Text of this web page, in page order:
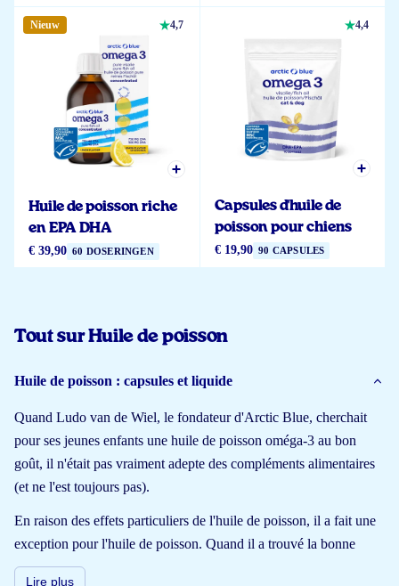
Nieuw 4,7
Huile de poisson riche
en EPA DHA
€ 39,90 60 DOSERINGEN
4,4
Capsules d'huile de
poisson pour chiens
€ 19,90 90 CAPSULES
Tout sur Huile de poisson
Huile de poisson : capsules et liquide
Quand Ludo van de Wiel, le fondateur d'Arctic Blue, cherchait
pour ses jeunes enfants une huile de poisson oméga-3 au bon
goût, il n'était pas vraiment adepte des compléments alimentaires
(et ne l'est toujours pas).
En raison des effets particuliers de l'huile de poisson, il a fait une
exception pour l'huile de poisson. Quand il a trouvé la bonne
qualité d'huile de poisson en Norvège, il a immédiatement fondé
Lire plus